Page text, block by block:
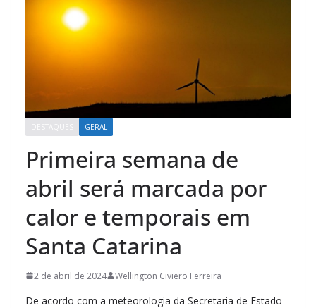
DESTAQUES GERAL
Primeira semana de
abril será marcada por
calor e temporais em
Santa Catarina
2 de abril de 2024 Wellington Civiero Ferreira
De acordo com a meteorologia da Secretaria de Estado